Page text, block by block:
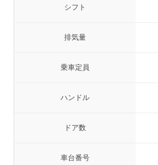
シフト
排気量
乗車定員
ハンドル
ドア数
車台番号